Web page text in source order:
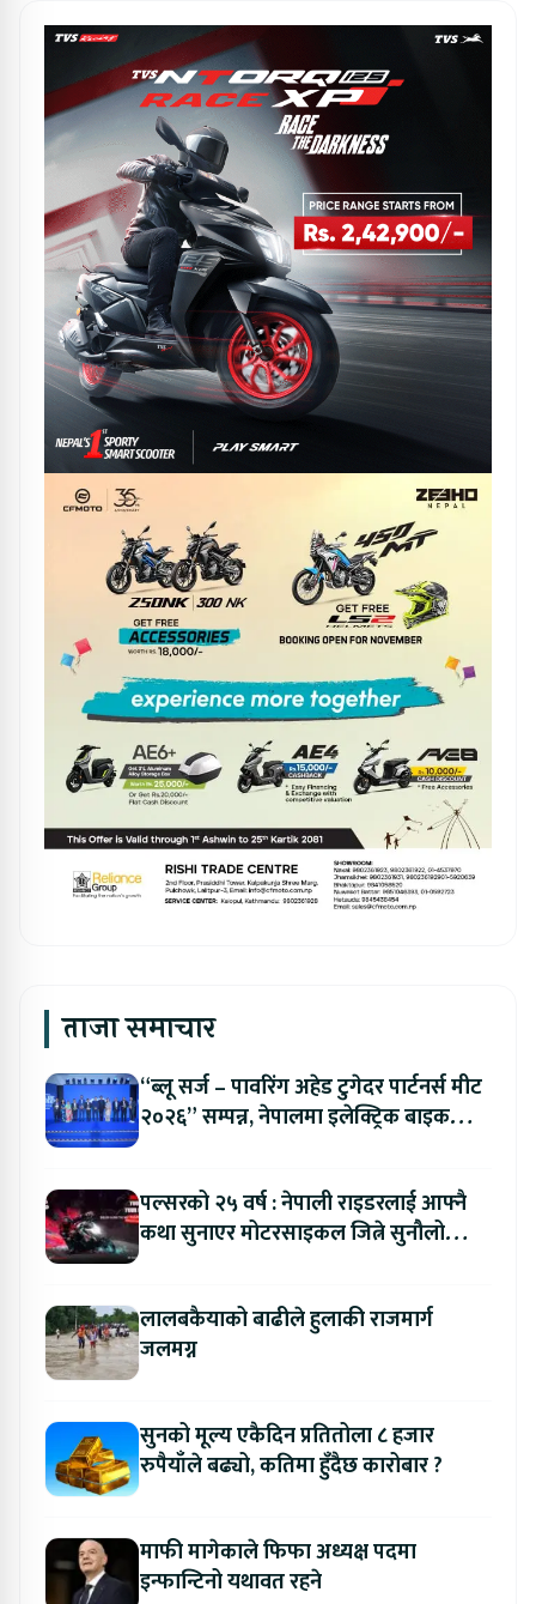
ताजा समाचार
“ब्लू सर्ज – पावरिंग अहेड टुगेदर पार्टनर्स मीट
२०२६” सम्पन्न, नेपालमा इलेक्ट्रिक बाइक
पल्सरको २५ वर्ष : नेपाली राइडरलाई आफ्नै
कथा सुनाएर मोटरसाइकल जित्ने सुनौलो
लालबकैयाको बाढीले हुलाकी राजमार्ग
जलमग्न
सुनको मूल्य एकैदिन प्रतितोला ८ हजार
रुपैयाँले बढ्यो, कतिमा हुँदैछ कारोबार ?
माफी मागेकाले फिफा अध्यक्ष पदमा
इन्फान्टिनो यथावत रहने